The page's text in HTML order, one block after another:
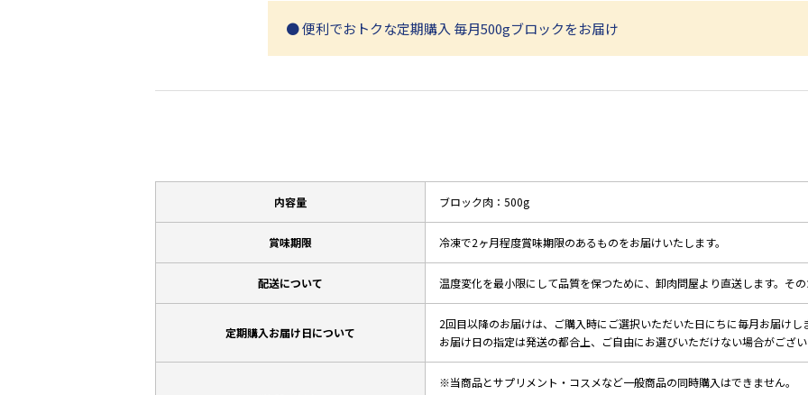
● 便利でおトクな定期購入 毎月500gブロックをお届け
内容量 ブロック肉：500g
賞味期限 冷凍で2ヶ月程度賞味期限のあるものをお届けいたします。
配送について 温度変化を最小限にして品質を保つために、卸肉問屋より直送します。そ
定期購入お届け日について
2回目以降のお届けは、ご購入時にご選択いただいた日にちに毎月お届けし
お届け日の指定は発送の都合上、ご自由にお選びいただけない場合がござい
※当商品とサプリメント・コスメなど一般商品の同時購入はできません。